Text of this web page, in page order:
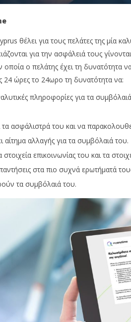
θέλει για τους πελάτες της μία
για την ασφάλειά τους
o πελάτης έχει τη δυνατότητα
24 ώρες το 24ωρο τη δυνατότητα να:
πληροφορίες για τα
ασφάλιστρά του και να
αίτημα αλλαγής για τα συμβόλαιά του.
στοιχεία επικοινωνίας του και τα
στα πιο συχνά ερωτήματά
τα συμβόλαιά του.